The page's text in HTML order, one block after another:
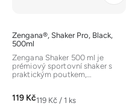
ůZengana®, Shaker Pro, Black,
500ml
119 KčMěrná
119 Kč / 1 ks
Zengana Shaker 500 ml je
prémiový sportovní shaker s
praktickým poutkem,